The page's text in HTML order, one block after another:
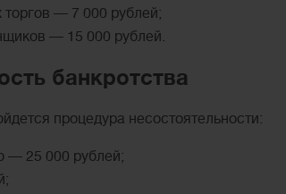
торгов — 7 000 рублей;
— 15 000 рублей.
банкротства
процедура несостоятельности:
— 25 000 рублей;